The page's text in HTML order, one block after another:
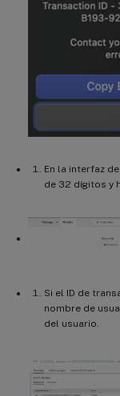
En la interfaz
de 32 dígitos y
Si el ID de
nombre de
del usuario.